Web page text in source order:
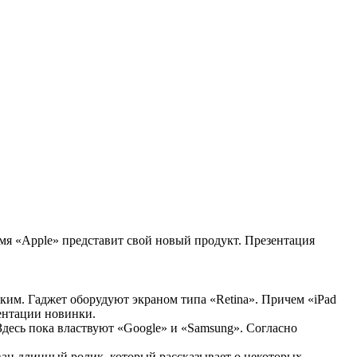
«Apple» представит свой новый продукт. Презентация
Гаджет оборудуют экраном типа «Retina». Причем «iPad
новинки.
пока властвуют «Google» и «Samsung». Согласно